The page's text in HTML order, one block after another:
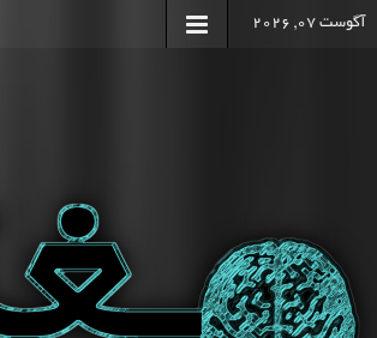
آگوست 07, 2026